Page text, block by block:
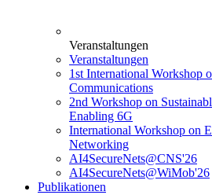
Veranstaltungen
Veranstaltungen
1st International Workshop
Communications
2nd Workshop on
Enabling 6G
International Workshop on
Networking
AI4SecureNets@CNS'26
AI4SecureNets@WiMob'26
Publikationen